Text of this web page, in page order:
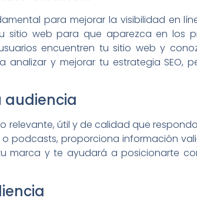
para mejorar la visibilidad en
web para que aparezca en los
encuentren tu sitio web y
analizar y mejorar tu estrategia SEO,
audiencia
relevante, útil y de calidad que
podcasts, proporciona información
marca y te ayudará a posicionarte